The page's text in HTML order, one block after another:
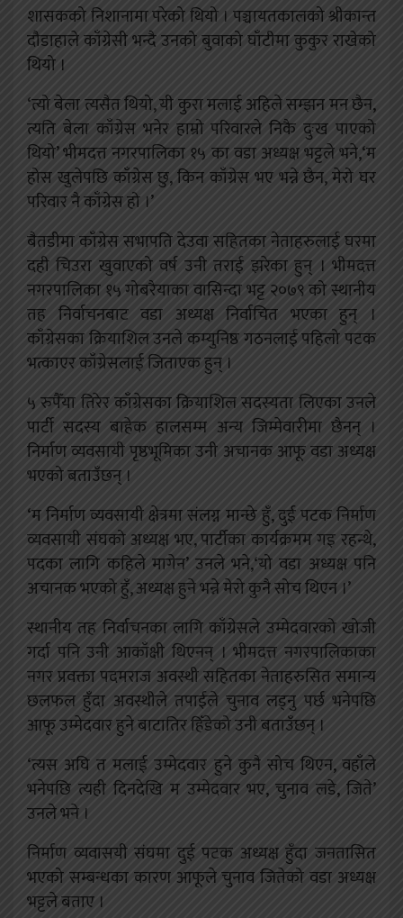
शासकको निशानामा परेको थियो । पञ्चायतकालको श्रीकान्त
दौडाहाले काँग्रेसी भन्दै उनको बुवाको घाँटीमा कुकुर राखेको
थियो ।
‘त्यो बेला त्यसैत थियो, यी कुरा मलाई अहिले सम्झन मन छैन,
त्यति बेला काँग्रेस भनेर हाम्रो परिवारले निकै दुःख पाएको
थियो’ भीमदत्त नगरपालिका १५ का वडा अध्यक्ष भट्टले भने,‘म
होस खुलेपछि काँग्रेस छु, किन काँग्रेस भए भन्ने छैन, मेरो घर
परिवार नै काँग्रेस हो ।’
बैतडीमा काँग्रेस सभापति देउवा सहितका नेताहरुलाई घरमा
दही चिउरा खुवाएको वर्ष उनी तराई झरेका हुन् । भीमदत्त
नगरपालिका १५ गोबरैयाका वासिन्दा भट्ट २०७९ को स्थानीय
तह निर्वाचनबाट वडा अध्यक्ष निर्वाचित भएका हुन् ।
काँग्रेसका क्रियाशिल उनले कम्युनिष्ठ गठनलाई पहिलो पटक
भत्काएर काँग्रेसलाई जिताएक हुन् ।
५ रुपैँया तिरेर काँग्रेसका क्रियाशिल सदस्यता लिएका उनले
पार्टी सदस्य बाहेक हालसम्म अन्य जिम्मेवारीमा छैनन् ।
निर्माण व्यवसायी पृष्ठभूमिका उनी अचानक आफू वडा अध्यक्ष
भएको बताउँछन् ।
‘म निर्माण व्यवसायी क्षेत्रमा संलग्न मान्छे हुँ, दुई पटक निर्माण
व्यवसायी संघको अध्यक्ष भए, पार्टीका कार्यक्रमम गइ रहन्थे,
पदका लागि कहिले मागेन’ उनले भने,‘यो वडा अध्यक्ष पनि
अचानक भएको हुँ, अध्यक्ष हुने भन्ने मेरो कुनै सोच थिएन ।’
स्थानीय तह निर्वाचनका लागि काँग्रेसले उम्मेदवारको खोजी
गर्दा पनि उनी आकाँक्षी थिएनन् । भीमदत्त नगरपालिकाका
नगर प्रवक्ता पदमराज अवस्थी सहितका नेताहरुसित समान्य
छलफल हुँदा अवस्थीले तपाईले चुनाव लड्नु पर्छ भनेपछि
आफू उम्मेदवार हुने बाटातिर हिँडेको उनी बताउँछन् ।
‘त्यस अघि त मलाई उम्मेदवार हुने कुनै सोच थिएन, वहाँले
भनेपछि त्यही दिनदेखि म उम्मेदवार भए, चुनाव लडे, जिते’
उनले भने ।
निर्माण व्यवासयी संघमा दुई पटक अध्यक्ष हुँदा जनतासित
भएको सम्बन्धका कारण आफूले चुनाव जितेको वडा अध्यक्ष
भट्टले बताए ।